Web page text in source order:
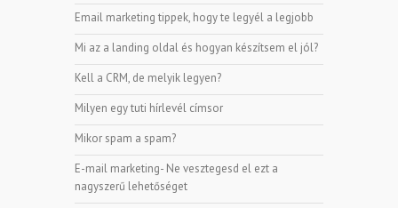
Email marketing tippek, hogy te legyél a legjobb
Mi az a landing oldal és hogyan készítsem el jól?
Kell a CRM, de melyik legyen?
Milyen egy tuti hírlevél címsor
Mikor spam a spam?
E-mail marketing- Ne vesztegesd el ezt a
nagyszerű lehetőséget